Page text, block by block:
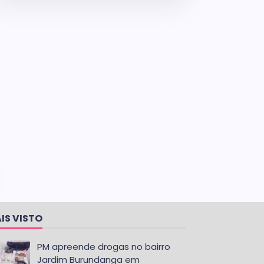
VISTO
PM apreende drogas no bairro
Jardim Burundanga em